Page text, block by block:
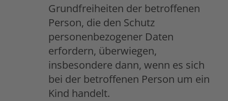
Grundfreiheiten der betroffenen
Person, die den Schutz
personenbezogener Daten
erfordern, überwiegen,
insbesondere dann, wenn es sich
bei der betroffenen Person um ein
Kind handelt.